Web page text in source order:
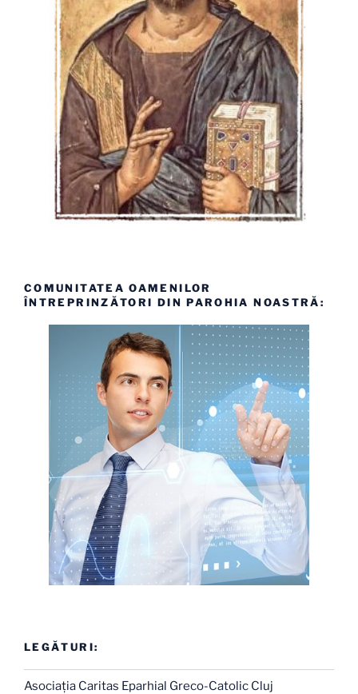
COMUNITATEA OAMENILOR
ÎNTREPRINZĂTORI DIN PAROHIA NOASTRĂ:
LEGĂTURI:
Asociaţia Caritas Eparhial Greco-Catolic Cluj